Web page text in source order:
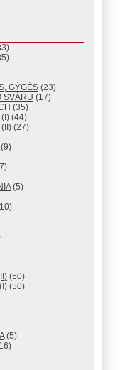
GÝGÉS (23)
SVÁRU (17)
(35)
(44)
(27)
(9)
(5)
(50)
(50)
(5)